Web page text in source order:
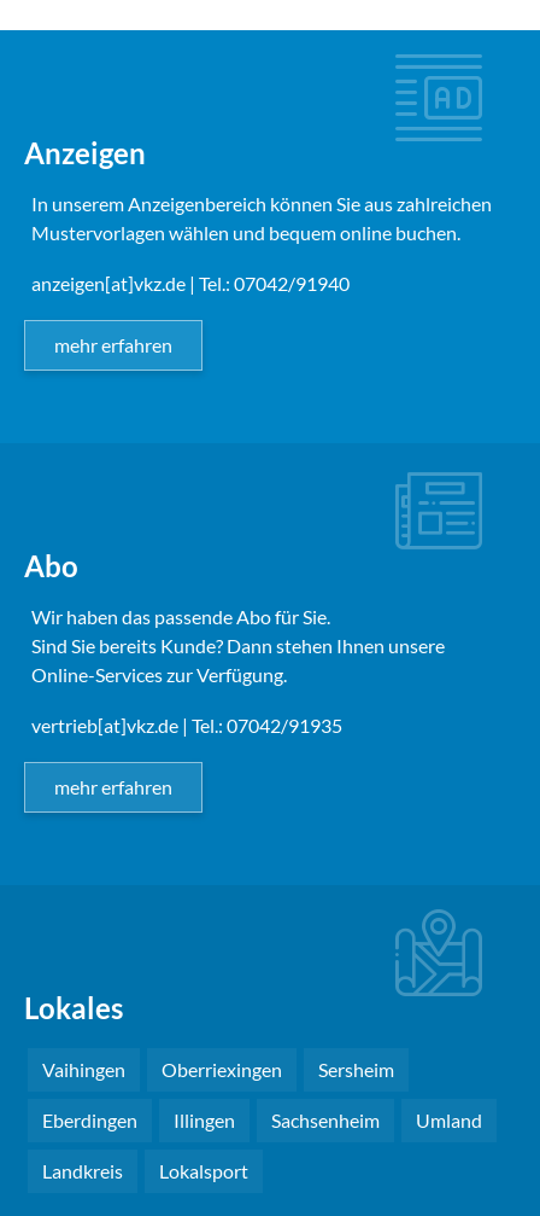
Anzeigen
In unserem Anzeigenbereich können Sie aus zahlreichen
Mustervorlagen wählen und bequem online buchen.
anzeigen[at]vkz.de | Tel.: 07042/91940
mehr erfahren
Abo
Wir haben das passende Abo für Sie.
Sind Sie bereits Kunde? Dann stehen Ihnen unsere
Online-Services zur Verfügung.
vertrieb[at]vkz.de | Tel.: 07042/91935
mehr erfahren
Lokales
Vaihingen Oberriexingen Sersheim
Eberdingen Illingen Sachsenheim Umland
Landkreis Lokalsport